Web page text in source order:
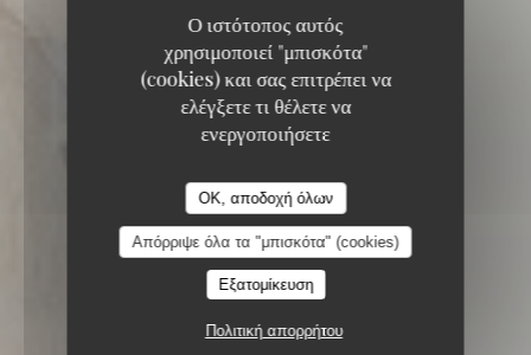
Ο ιστότοπος αυτός
χρησιμοποιεί "μπισκότα"
(cookies) και σας επιτρέπει να
ελέγξετε τι θέλετε να
ενεργοποιήσετε
OK, αποδοχή όλων
Απόρριψε όλα τα "μπισκότα" (cookies)
Εξατομίκευση
Πολιτική απορρήτου